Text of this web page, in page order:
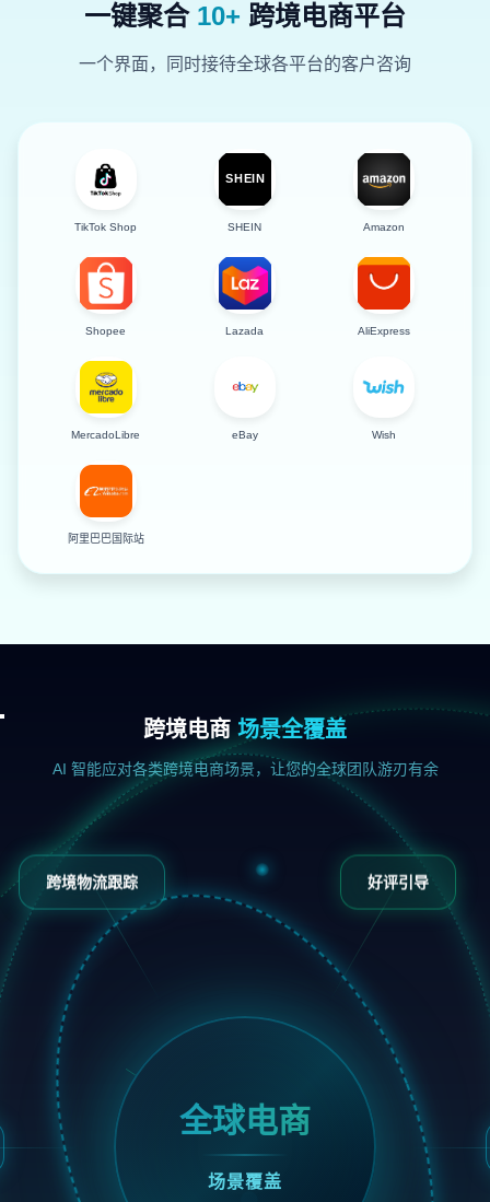
一键聚合 10+ 跨境电商平台
一个界面，同时接待全球各平台的客户咨询
TikTok Shop SHEIN Amazon
Shopee Lazada AliExpress
MercadoLibre eBay Wish
阿里巴巴国际站
跨境电商 场景全覆盖
AI 智能应对各类跨境电商场景，让您的全球团队游刃有余
全球电商
场景覆盖
跨境物流跟踪 好评引导